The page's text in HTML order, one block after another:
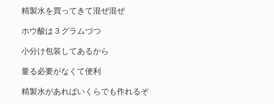
精製水を買ってきて混ぜ混ぜ
ホウ酸は３グラムづつ
小分け包装してあるから
量る必要がなくて便利
精製水があればいくらでも作れるぞ